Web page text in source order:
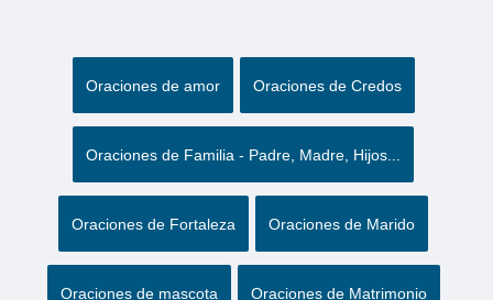
Oraciones de amor Oraciones de Credos
Oraciones de Familia - Padre, Madre, Hijos...
Oraciones de Fortaleza Oraciones de Marido
Oraciones de mascota Oraciones de Matrimonio